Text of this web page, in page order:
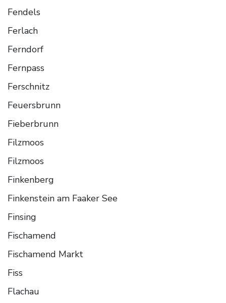
Fendels
Ferlach
Ferndorf
Fernpass
Ferschnitz
Feuersbrunn
Fieberbrunn
Filzmoos
Filzmoos
Finkenberg
Finkenstein am Faaker See
Finsing
Fischamend
Fischamend Markt
Fiss
Flachau